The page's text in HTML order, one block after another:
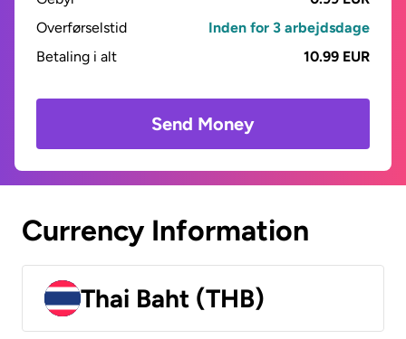
Overførselstid
Inden for 3 arbejdsdage
Betaling i alt
10.99 EUR
Send Money
Currency Information
Thai Baht (THB)